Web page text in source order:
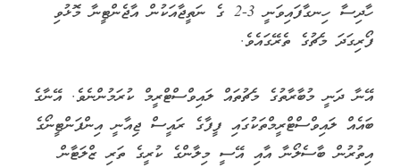
ހާދިސާ ހިނގާފައިވަނީ 3-2 ގެ ނަތީޖާއަކުން އާޖެންޓީނާ މޮޅުވި
ފޯރިގަދަ މެޗުގެ ތެރޭގައެވެ.
އޭނާ ދަނީ މުބާރާތުގެ މެޗުތައް ލައިވްސްޓްރީމް ކުރަމުންނެވެ. އޭނާގެ
ބައެއް ލައިވްސްޓްރީމްތަކުގައި ފީފާގެ ރައީސް ޖިއާނީ އިންފަންޓީނޯގެ
އިތުރުން ބާސެލޯނާ އާއި އޭސީ މިލާންގެ ކުރީގެ ތަރި ޒްލަޓާން